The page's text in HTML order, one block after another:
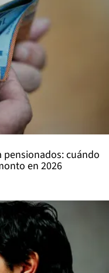
pensionados: cuándo
en 2026